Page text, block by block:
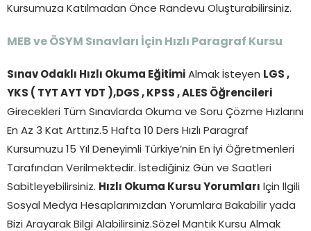
Kursumuza Katılmadan Önce Randevu Oluşturabilirsiniz.
MEB ve ÖSYM Sınavları İçin Hızlı Paragraf Kursu
Sınav Odaklı Hızlı Okuma Eğitimi Almak İsteyen LGS ,
YKS ( TYT AYT YDT ),DGS , KPSS , ALES Öğrencileri
Girecekleri Tüm Sınavlarda Okuma ve Soru Çözme Hızlarını
En Az 3 Kat Arttırız.5 Hafta 10 Ders Hızlı Paragraf
Kursumuzu 15 Yıl Deneyimli Türkiye’nin En İyi Öğretmenleri
Tarafından Verilmektedir. İstediğiniz Gün ve Saatleri
Sabitleyebilirsiniz. Hızlı Okuma Kursu Yorumları
İçin İlgili
Sosyal Medya Hesaplarımızdan Yorumlara Bakabilir yada
Bizi Arayarak Bilgi Alabilirsiniz.Sözel Mantık Kursu Almak